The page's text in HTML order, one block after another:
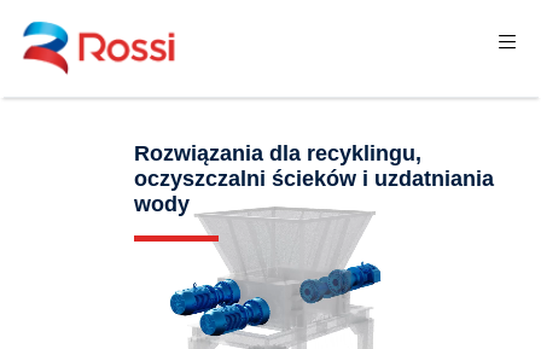
Rozwiązania dla recyklingu,
oczyszczalni ścieków i uzdatniania
wody